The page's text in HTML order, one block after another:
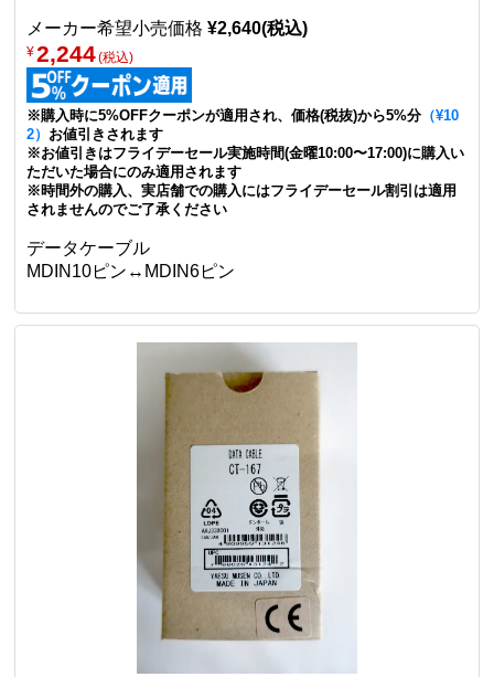
メーカー希望小売価格¥2,640(税込)
¥2,244(税込)
※購入時に5%OFFクーポンが適用され、価格(税抜)から5%分（¥10
2） お値引きされます
※お値引きはフライデーセール実施時間(金曜10:00〜17:00)に購入い
ただいた場合にのみ適用されます
※時間外の購入、実店舗での購入にはフライデーセール割引は適用
されませんのでご了承ください
データケーブル
MDIN10ピン↔MDIN6ピン